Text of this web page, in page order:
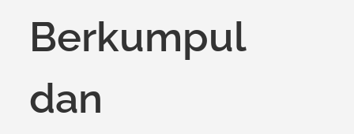
Berkumpul
dan